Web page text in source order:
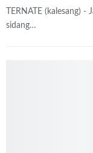
TERNATE (kalesang)
sidang…